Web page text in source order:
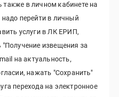
в личном кабинете на
перейти в личный
услуги в ЛК ЕРИП,
извещения за
на актуальность,
нажать "Сохранить"
перехода на электронное